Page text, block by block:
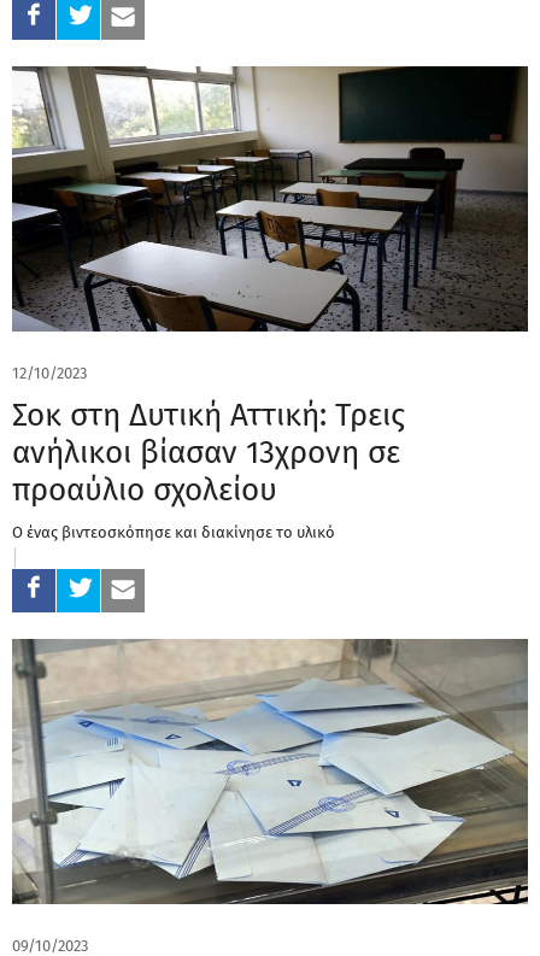
12/10/2023
Σοκ στη Δυτική Αττική: Τρεις
ανήλικοι βίασαν 13χρονη σε
προαύλιο σχολείου
Ο ένας βιντεοσκόπησε και διακίνησε το υλικό
09/10/2023